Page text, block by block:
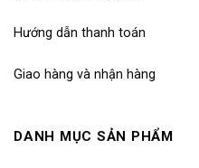
Hướng dẫn thanh toán
Giao hàng và nhận hàng
DANH MỤC SẢN PHẨM